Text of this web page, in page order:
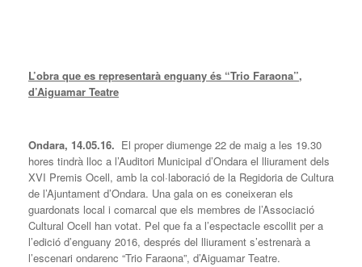
L’obra que es representarà enguany és “Trio Faraona”,
d’Aiguamar Teatre
Ondara, 14.05.16. El proper diumenge 22 de maig a les 19.30
hores tindrà lloc a l’Auditori Municipal d’Ondara el lliurament dels
XVI Premis Ocell, amb la col·laboració de la Regidoria de Cultura
de l’Ajuntament d’Ondara. Una gala on es coneixeran els
guardonats local i comarcal que els membres de l’Associació
Cultural Ocell han votat. Pel que fa a l’espectacle escollit per a
l’edició d’enguany 2016, després del lliurament s’estrenarà a
l’escenari ondarenc “Trio Faraona”, d’Aiguamar Teatre.